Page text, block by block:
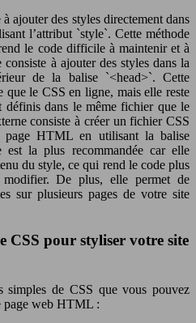
ajouter des styles directement dans
l’attribut `style`. Cette méthode
le code difficile à maintenir et à
à ajouter des styles dans la
de la balise `<head>`. Cette
que le CSS en ligne, mais elle reste
définis dans le même fichier que le
consiste à créer un fichier CSS
HTML en utilisant la balise
est la plus recommandée car elle
du style, ce qui rend le code plus
De plus, elle permet de
sur plusieurs pages de votre site
CSS pour styliser votre site
simples de CSS que vous pouvez
page web HTML :